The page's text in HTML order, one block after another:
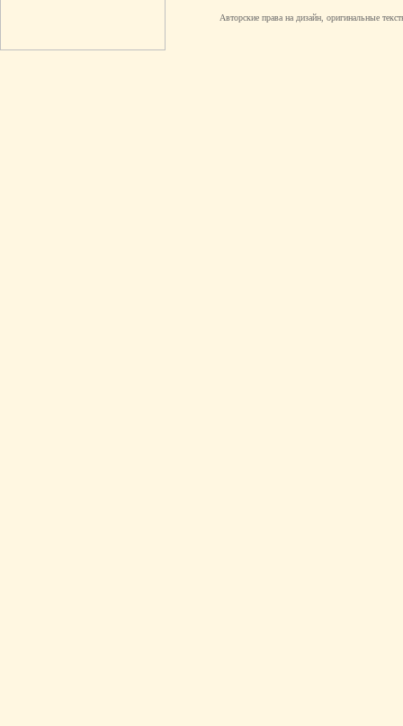
Авторские права на дизайн, оригинальные